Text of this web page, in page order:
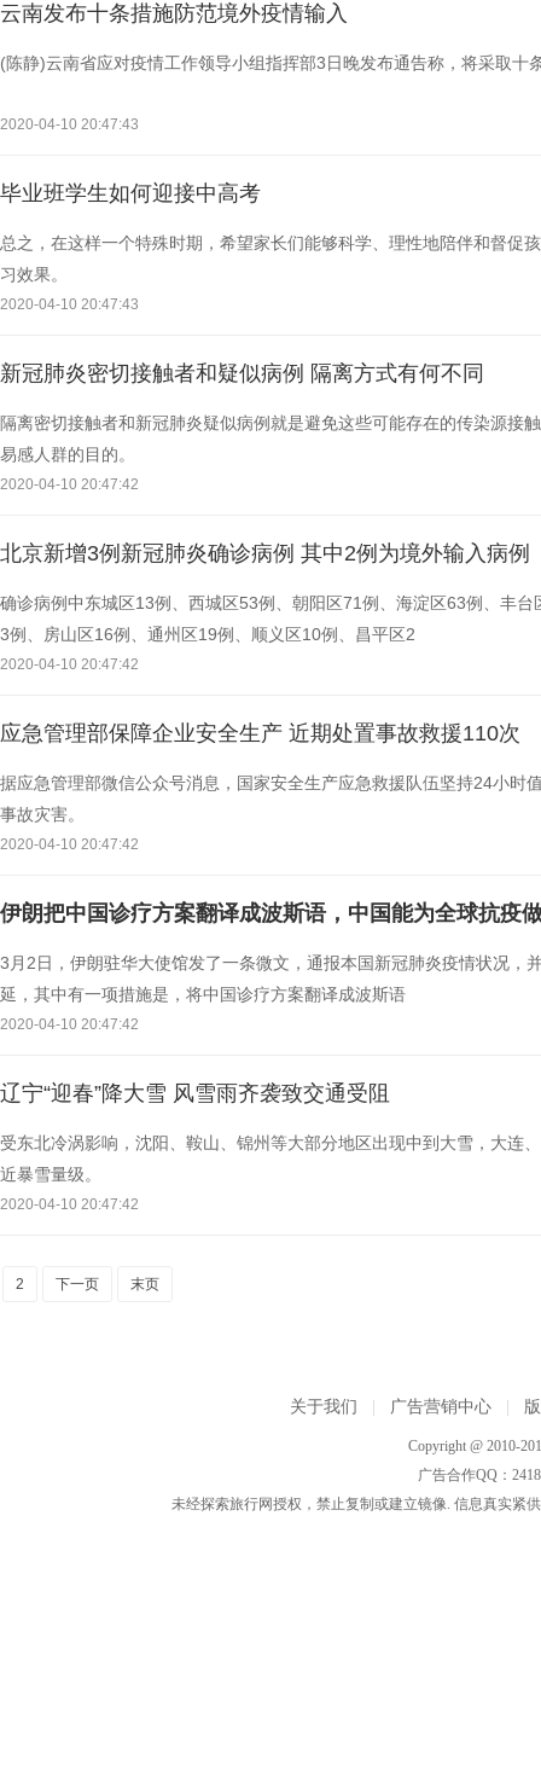
云南发布十条措施防范境外疫情输入
(陈静)云南省应对疫情工作领导小组指挥部3日晚发布通告称，将采取十
2020-04-10 20:47:43
毕业班学生如何迎接中高考
总之，在这样一个特殊时期，希望家长们能够科学、理性地陪伴和督促
习效果。
2020-04-10 20:47:43
新冠肺炎密切接触者和疑似病例 隔离方式有何不同
隔离密切接触者和新冠肺炎疑似病例就是避免这些可能存在的传染源接
易感人群的目的。
2020-04-10 20:47:42
北京新增3例新冠肺炎确诊病例 其中2例为境外输入病例
确诊病例中东城区13例、西城区53例、朝阳区71例、海淀区63例、丰
3例、房山区16例、通州区19例、顺义区10例、昌平区2
2020-04-10 20:47:42
应急管理部保障企业安全生产 近期处置事故救援110次
据应急管理部微信公众号消息，国家安全生产应急救援队伍坚持24小时
事故灾害。
2020-04-10 20:47:42
伊朗把中国诊疗方案翻译成波斯语，中国能为全球抗疫
3月2日，伊朗驻华大使馆发了一条微文，通报本国新冠肺炎疫情状况，
延，其中有一项措施是，将中国诊疗方案翻译成波斯语
2020-04-10 20:47:42
辽宁“迎春”降大雪 风雪雨齐袭致交通受阻
受东北冷涡影响，沈阳、鞍山、锦州等大部分地区出现中到大雪，大连
近暴雪量级。
2020-04-10 20:47:42
2 下一页 末页
关于我们 广告营销中心
Copyright @ 2010-
广告合作QQ：
未经探索旅行网授权，禁止复制或建立镜像. 信息真实紧